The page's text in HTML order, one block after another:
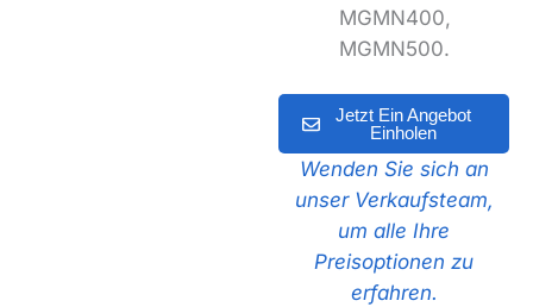
MGMN400,
MGMN500.
Jetzt Ein Angebot
Einholen
Wenden Sie sich an
unser Verkaufsteam,
um alle Ihre
Preisoptionen zu
erfahren.